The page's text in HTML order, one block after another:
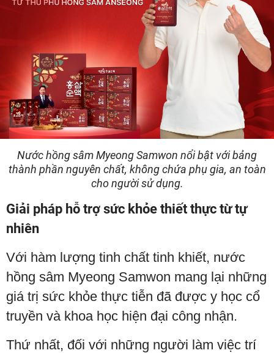
Nước hồng sâm Myeong Samwon nổi bật với bảng
thành phần nguyên chất, không chứa phụ gia, an toàn
cho người sử dụng.
Giải pháp hỗ trợ sức khỏe thiết thực từ tự
nhiên
Với hàm lượng tinh chất tinh khiết, nước
hồng sâm Myeong Samwon mang lại những
giá trị sức khỏe thực tiễn đã được y học cổ
truyền và khoa học hiện đại công nhận.
Thứ nhất, đối với những người làm việc trí